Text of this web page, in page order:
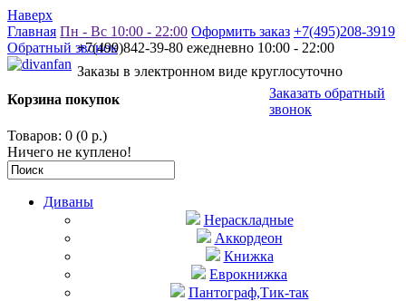
Наверх
Заказать обратный
звонок
+7(499)842-39-80 ежедневно 10:00 - 22:00
Заказы в электронном виде круглосуточно
Главная Пн - Вс 10:00 - 22:00 Оформить заказ +7(495)208-3919
Обратный звонок
Корзина покупок
Товаров: 0 (0 р.)
Ничего не куплено!
Диваны
Нераскладные
Аккордеон
Книжка
Еврокнижка
Пантограф,Тик-так